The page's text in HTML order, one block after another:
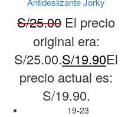
S/25.00 El precio
original era:
S/25.00.S/19.90El
precio actual es:
S/19.90.
19-23